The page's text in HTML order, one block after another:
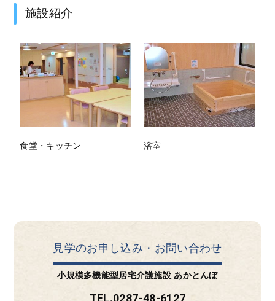
施設紹介
食堂・キッチン 浴室
見学のお申し込み・お問い合わせ
小規模多機能型居宅介護施設 あかとんぼ
TEL.0287-48-6127